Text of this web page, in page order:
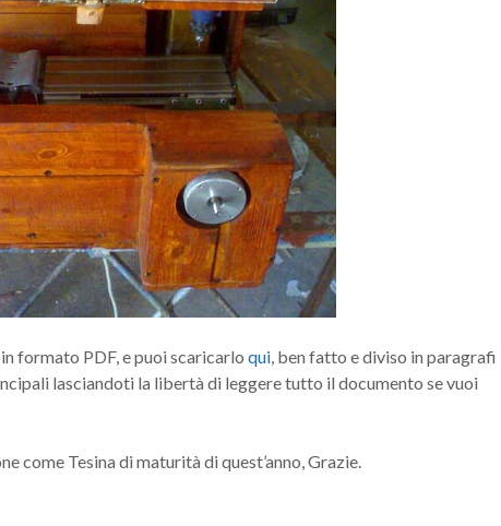
formato PDF, e puoi scaricarlo qui, ben fatto e diviso in paragrafi
lasciandoti la libertà di leggere tutto il documento se vuoi
come Tesina di maturità di quest’anno, Grazie.